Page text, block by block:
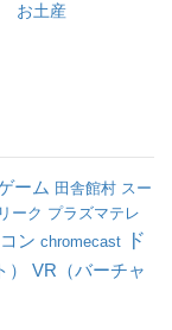
お土産
ーム 田舎館村 スー
ーク プラズマテレ
ン chromecast
ド
VR（バーチャ